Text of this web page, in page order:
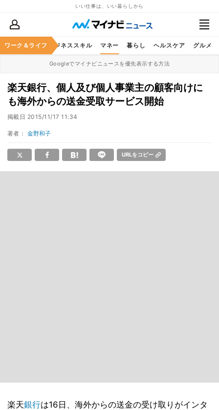
いい仕事は、いい暮らしから
ワーク＆ライフ
キャリア ビジネススキル マネー 暮らし ヘルスケア グルメ
Googleでマイナビニュースを優先表示する方法
楽天銀行、個人及び個人事業主の顧客向けに
も海外からの送金受取サービス開始
掲載日 2015/11/17 11:34
著者： 金野和子
URLをコピー
楽天銀行は16日、海外からの送金の受け取りがインタ